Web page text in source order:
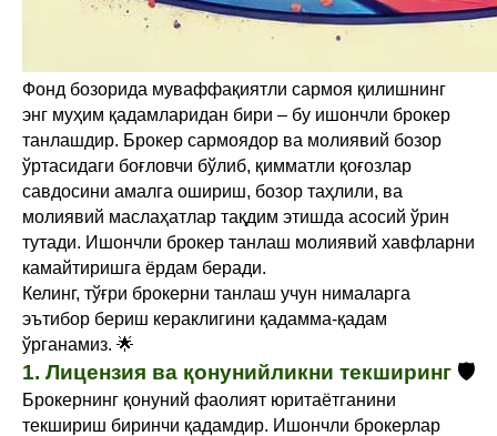
Фонд бозорида муваффақиятли сармоя қилишнинг
энг муҳим қадамларидан бири – бу ишончли брокер
танлашдир. Брокер сармоядор ва молиявий бозор
ўртасидаги боғловчи бўлиб, қимматли қоғозлар
савдосини амалга ошириш, бозор таҳлили, ва
молиявий маслаҳатлар тақдим этишда асосий ўрин
тутади. Ишончли брокер танлаш молиявий хавфларни
камайтиришга ёрдам беради.
Келинг, тўғри брокерни танлаш учун нималарга
эътибор бериш кераклигини қадамма-қадам
ўрганамиз. 🌟
1. Лицензия ва қонунийликни текширинг 🛡️
Брокернинг қонуний фаолият юритаётганини
текшириш биринчи қадамдир. Ишончли брокерлар